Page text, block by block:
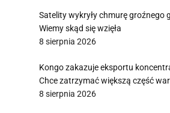
Satelity wykryły chmurę groźnego
Wiemy skąd się wzięła
8 sierpnia 2026
Kongo zakazuje eksportu
Chce zatrzymać większą część
8 sierpnia 2026